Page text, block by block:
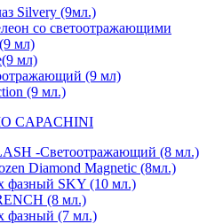
Silvery (9мл.)
со светоотражающими
мл)
мл)
(9 мл)
(9 мл.)
CAPACHINI
-Cветоотражающий (8 мл.)
Diamond Magnetic (8мл.)
фазный SKY (10 мл.)
(8 мл.)
фазный (7 мл.)